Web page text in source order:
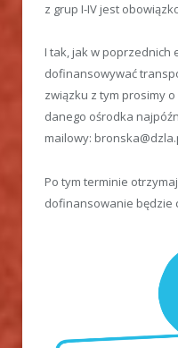
z grup I-IV jest
I tak, jak w poprzednich
dofinansowywać
związku z tym prosimy
danego ośrodka
mailowy:
Po tym terminie
dofinansowanie będzie